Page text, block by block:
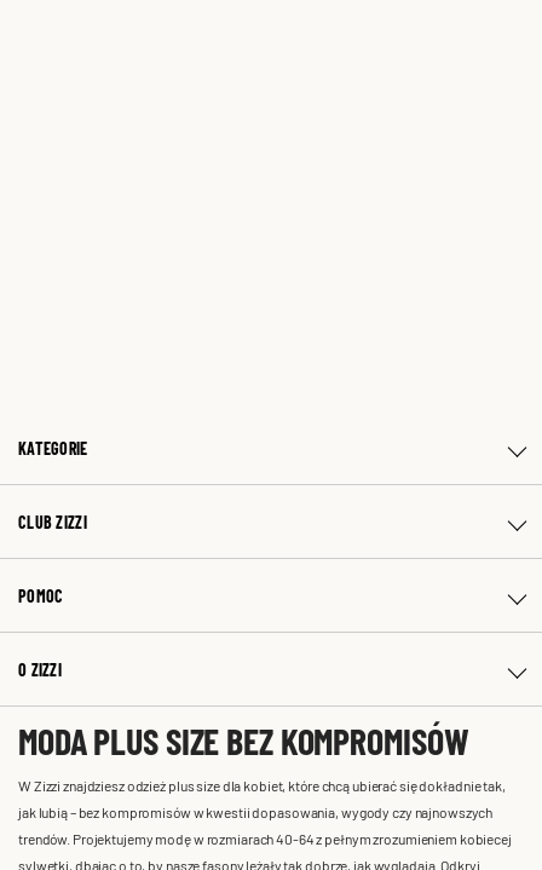
KATEGORIE
CLUB ZIZZI
POMOC
O ZIZZI
MODA PLUS SIZE BEZ KOMPROMISÓW
W Zizzi znajdziesz odzież plus size dla kobiet, które chcą ubierać się dokładnie tak,
jak lubią – bez kompromisów w kwestii dopasowania, wygody czy najnowszych
trendów. Projektujemy modę w rozmiarach 40-64 z pełnym zrozumieniem kobiecej
sylwetki, dbając o to, by nasze fasony leżały tak dobrze, jak wyglądają. Odkryj